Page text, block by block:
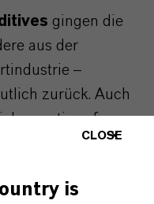
gingen die
aus der
–
zurück. Auch
negativ auf
Umsatz lag
Euro um
CLOSE
is